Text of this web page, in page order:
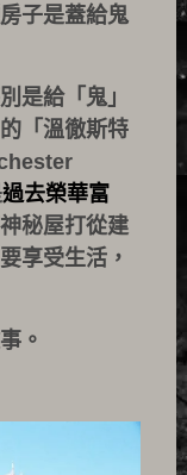
子是蓋給鬼
是給「鬼」
「溫徹斯特
過去榮華富
秘屋打從建
享受生活，
。